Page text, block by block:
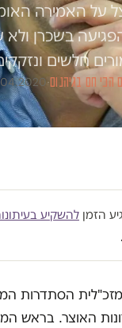
על האמירה
בשכרן
חלשים
הכי חם בגיהנום·
הזמן להשקיע
הסתדרות
האוצר. בראש